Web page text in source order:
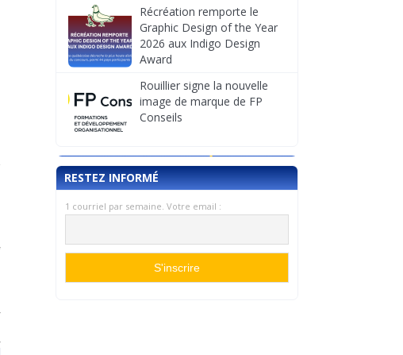
Récréation remporte le
Graphic Design of the Year
2026 aux Indigo Design
Award
Rouillier signe la nouvelle
image de marque de FP
Conseils
RESTEZ INFORMÉ
1 courriel par semaine. Votre email :